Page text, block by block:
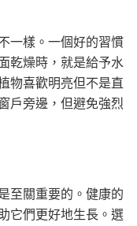
一樣。一個好的習慣
乾燥時，就是給予水
物喜歡明亮但不是直
戶旁邊，但避免強烈
至關重要的。健康的
它們更好地生長。選